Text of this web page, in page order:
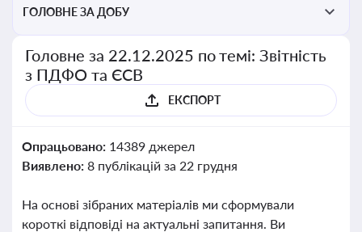
ГОЛОВНЕ ЗА ДОБУ
Головне за 22.12.2025 по темі: Звітність
з ПДФО та ЄСВ
ЕКСПОРТ
Опрацьовано: 14389 джерел
Виявлено: 8 публікацій за 22 грудня
На основі зібраних матеріалів ми сформували
короткі відповіді на актуальні запитання. Ви